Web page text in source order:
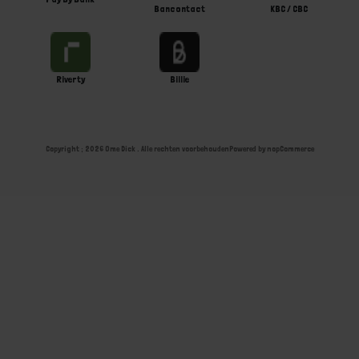
Bancontact
KBC / CBC
Riverty Billie
Copyright ; 2026 Ome Dick . Alle rechten voorbehoudenPowered by nopCommerce